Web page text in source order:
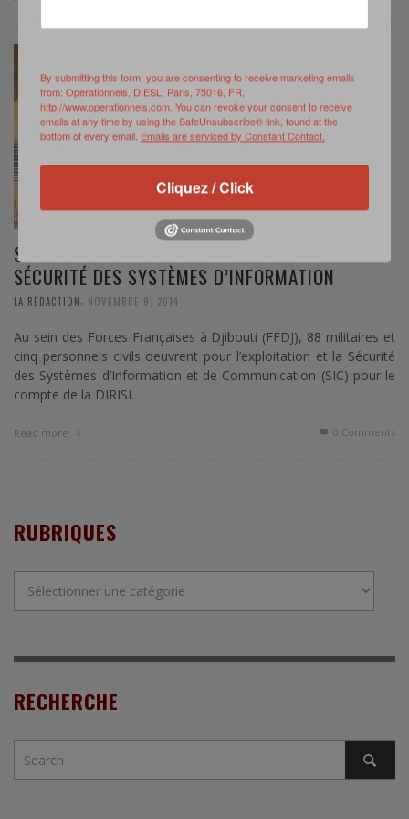
SPÉCIAL DJIBOUTI – LA DIRISI AU CŒUR DE LA
SÉCURITÉ DES SYSTÈMES D’INFORMATION
LA RÉDACTION NOVEMBRE 9, 2014
Au sein des Forces Françaises à Djibouti (FFDJ), 88 militaires et
cinq personnels civils oeuvrent pour l’exploitation et la Sécurité
des Systèmes d’Information et de Communication (SIC) pour le
compte de la DIRISI.
Read more 0 Comments
RUBRIQUES
RECHERCHE
By submitting this form, you are consenting to receive marketing emails
from: Operationnels, DIESL, Paris, 75016, FR,
http://www.operationnels.com. You can revoke your consent to receive
emails at any time by using the SafeUnsubscribe® link, found at the
bottom of every email. Emails are serviced by Constant Contact.
Cliquez / Click